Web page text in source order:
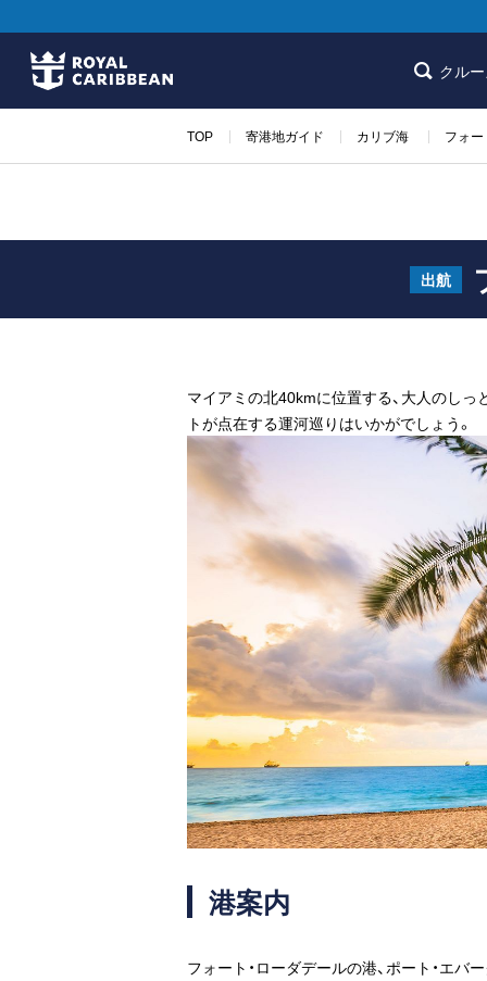
クル
TOP 寄港地ガイド カリブ海 フォー
出航
マイアミの北40kmに位置する、大人のし
トが点在する運河巡りはいかがでしょう。
港案内
フォート・ローダデールの港、ポート・エ